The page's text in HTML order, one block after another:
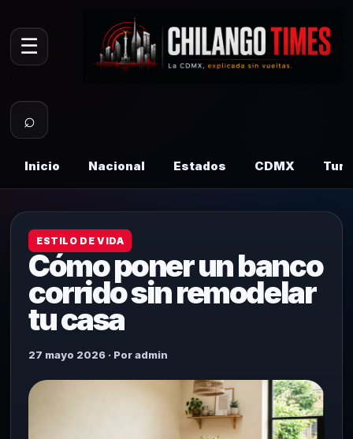
☰
⌕
Inicio Nacional Estados CDMX
ESTILO DE VIDA
Cómo poner un banco
corrido sin remodelar
tu casa
27 mayo 2026 · Por admin